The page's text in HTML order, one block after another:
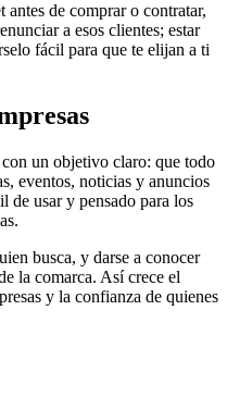
antes de comprar o contratar,
a esos clientes; estar
fácil para que te elijan a ti
un objetivo claro: que todo
eventos, noticias y anuncios
usar y pensado para los
busca, y darse a conocer
la comarca. Así crece el
y la confianza de quienes